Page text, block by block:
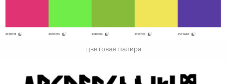
цветовая палира